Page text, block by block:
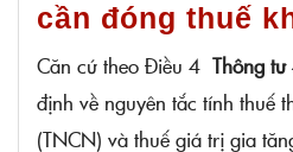
cần đóng thuế
Căn cứ theo Điều 4 Thông
định về nguyên tắc tính thuế
(TNCN) và thuế giá trị gia